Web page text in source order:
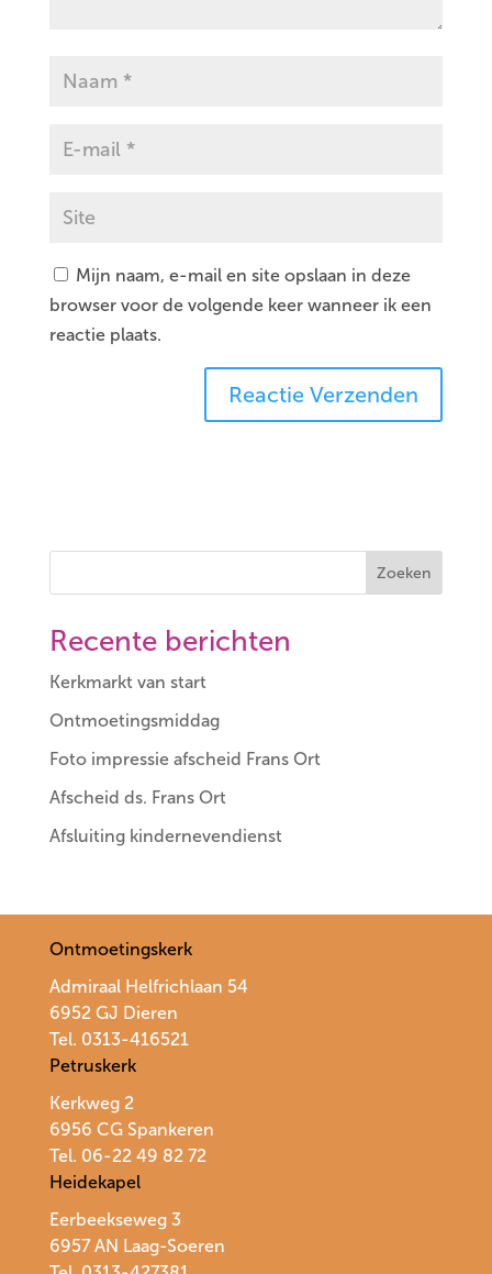
Mijn naam, e-mail en site opslaan in deze
browser voor de volgende keer wanneer ik een
reactie plaats.
Zoeken
Recente berichten
Kerkmarkt van start
Ontmoetingsmiddag
Foto impressie afscheid Frans Ort
Afscheid ds. Frans Ort
Afsluiting kindernevendienst
Ontmoetingskerk
Admiraal Helfrichlaan 54
6952 GJ Dieren
Tel. 0313-416521
Petruskerk
Kerkweg 2
6956 CG Spankeren
Tel. 06-22 49 82 72
Heidekapel
Eerbeekseweg 3
6957 AN Laag-Soeren